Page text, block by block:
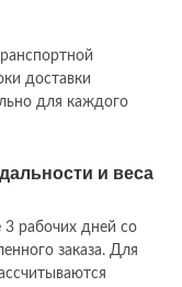
доставки
для каждого
и веса
3 рабочих дней со
заказа. Для